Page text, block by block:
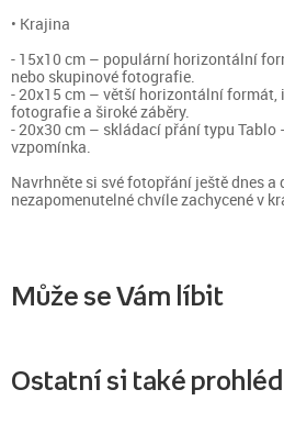
• Krajina
- 15x10 cm – populární horizontální
nebo skupinové fotografie.
- 20x15 cm – větší horizontální
fotografie a široké záběry.
- 20x30 cm – skládací přání typu
vzpomínka.
Navrhněte si své fotopřání ještě dnes
nezapomenutelné chvíle zachycené v
Může se Vám líbit
Ostatní si také